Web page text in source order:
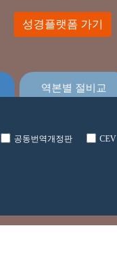
성경플랫폼 가기
역본별 절비교
공동번역개정판 CEV